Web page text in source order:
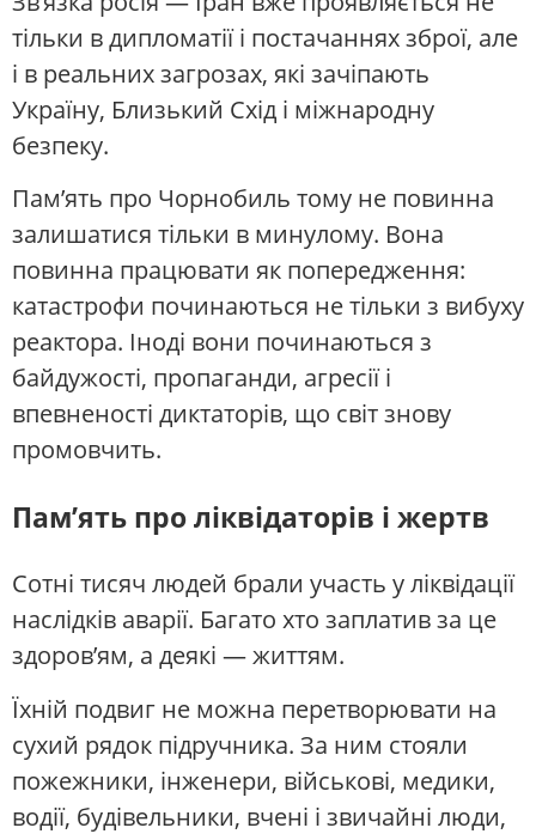
тільки в дипломатії і постачаннях зброї, але
і в реальних загрозах, які зачіпають
Україну, Близький Схід і міжнародну
безпеку.
Пам’ять про Чорнобиль тому не повинна
залишатися тільки в минулому. Вона
повинна працювати як попередження:
катастрофи починаються не тільки з вибуху
реактора. Іноді вони починаються з
байдужості, пропаганди, агресії і
впевненості диктаторів, що світ знову
промовчить.
Пам’ять про ліквідаторів і жертв
Сотні тисяч людей брали участь у ліквідації
наслідків аварії. Багато хто заплатив за це
здоров’ям, а деякі — життям.
Їхній подвиг не можна перетворювати на
сухий рядок підручника. За ним стояли
пожежники, інженери, військові, медики,
водії, будівельники, вчені і звичайні люди,